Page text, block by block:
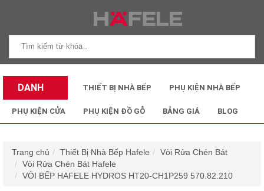
DANH
MỤC SẢN
THIẾT BỊ NHÀ BẾP PHỤ KIỆN NHÀ BẾP
PHỤ KIỆN CỬA PHỤ KIỆN ĐỒ GỖ BẢNG GIÁ BLOG
Trang chủ Thiết Bị Nhà Bếp Hafele
Vòi Rửa Chén Bát
Vòi Rửa Chén Bát Hafele
VÒI BẾP HAFELE HYDROS HT20-CH1P259 570.82.210